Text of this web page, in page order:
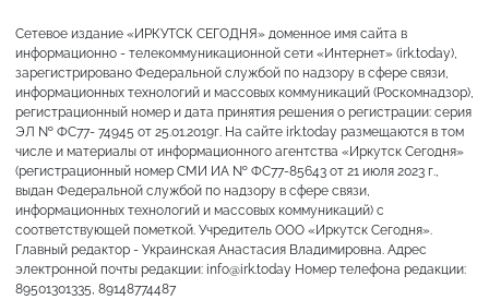
Сетевое издание «ИРКУТСК СЕГОДНЯ» доменное имя сайта в
информационно - телекоммуникационной сети «Интернет» (irk.today),
зарегистрировано Федеральной службой по надзору в сфере связи,
информационных технологий и массовых коммуникаций (Роскомнадзор),
регистрационный номер и дата принятия решения о регистрации: серия
ЭЛ № ФС77- 74945 от 25.01.2019г. На сайте irk.today размещаются в том
числе и материалы от информационного агентства «Иркутск Сегодня»
(регистрационный номер СМИ ИА № ФС77-85643 от 21 июля 2023 г.,
выдан Федеральной службой по надзору в сфере связи,
информационных технологий и массовых коммуникаций) с
соответствующей пометкой. Учредитель ООО «Иркутск Сегодня».
Главный редактор - Украинская Анастасия Владимировна. Адрес
электронной почты редакции: info@irk.today Номер телефона редакции:
89501301335, 89148774487